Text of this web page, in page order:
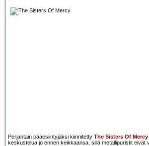
Perjantain pääesiintyjäksi kiinnitetty The Sisters Of Mercy
keskustelua jo ennen keikkaansa, sillä metallipuristit eivät